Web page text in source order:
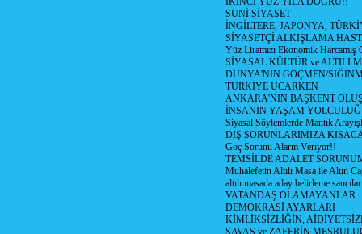
SUNİ SİYASET
İNGİLTERE, JAPONYA,
SİYASETÇİ ALKIŞLAMA
Yüz Liramızı Ekonomik Harcamış
SİYASAL KÜLTÜR ve ALTILI
DÜNYA'NIN GÖÇMEN/
TÜRKİYE UCARKEN
ANKARA'NIN BAŞKENT
İNSANIN YAŞAM
Siyasal Söylemlerde Mantık
DIŞ SORUNLARIMIZA
Göç Sorunu Alarm Veriyor!!
TEMSİLDE ADALET
Muhalefetin Altılı Masa ile Altın
altılı masada aday belirleme
VATANDAŞ OLAMAYANLAR
DEMOKRASİ AYARLARI
KİMLİKSİZLİĞİN,
SAVAŞ ve ZAFERİN